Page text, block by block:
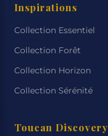
Inspirations
Collection Essentiel
Collection Forêt
Collection Horizon
Collection Sérénité
Toucan Discovery